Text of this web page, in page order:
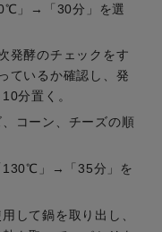
」→「30分」を選
発酵のチェックをす
ているか確認し、発
分置く。
コーン、チーズの順
130℃」→「35分」を
して鍋を取り出し、